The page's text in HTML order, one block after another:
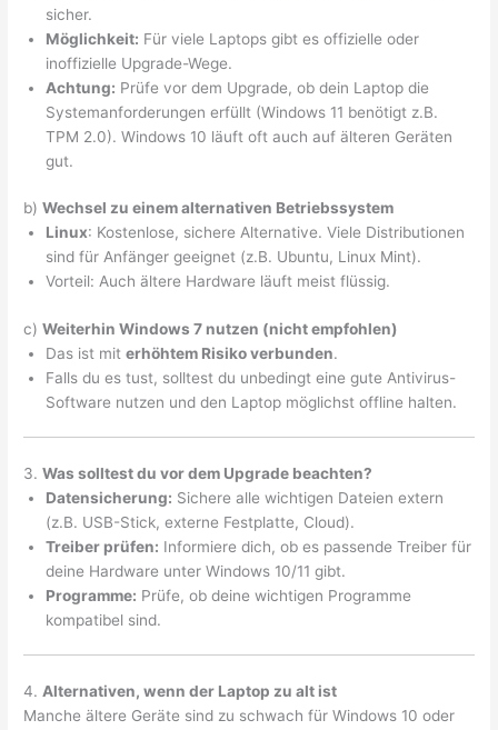
sicher.
Möglichkeit: Für viele Laptops gibt es offizielle oder
inoffizielle Upgrade-Wege.
Achtung: Prüfe vor dem Upgrade, ob dein Laptop die
Systemanforderungen erfüllt (Windows 11 benötigt z.B.
TPM 2.0). Windows 10 läuft oft auch auf älteren Geräten
gut.
b)Wechsel zu einem alternativen Betriebssystem
Linux: Kostenlose, sichere Alternative. Viele Distributionen
sind für Anfänger geeignet (z.B. Ubuntu, Linux Mint).
Vorteil: Auch ältere Hardware läuft meist flüssig.
c)Weiterhin Windows 7 nutzen (nicht empfohlen)
Das ist miterhöhtem Risiko verbunden.
Falls du es tust, solltest du unbedingt eine gute Antivirus-
Software nutzen und den Laptop möglichst offline halten.
3.Was solltest du vor dem Upgrade beachten?
Datensicherung: Sichere alle wichtigen Dateien extern
(z.B. USB-Stick, externe Festplatte, Cloud).
Treiber prüfen: Informiere dich, ob es passende Treiber für
deine Hardware unter Windows 10/11 gibt.
Programme: Prüfe, ob deine wichtigen Programme
kompatibel sind.
4. Alternativen, wenn der Laptop zu alt ist
Manche ältere Geräte sind zu schwach für Windows 10 oder